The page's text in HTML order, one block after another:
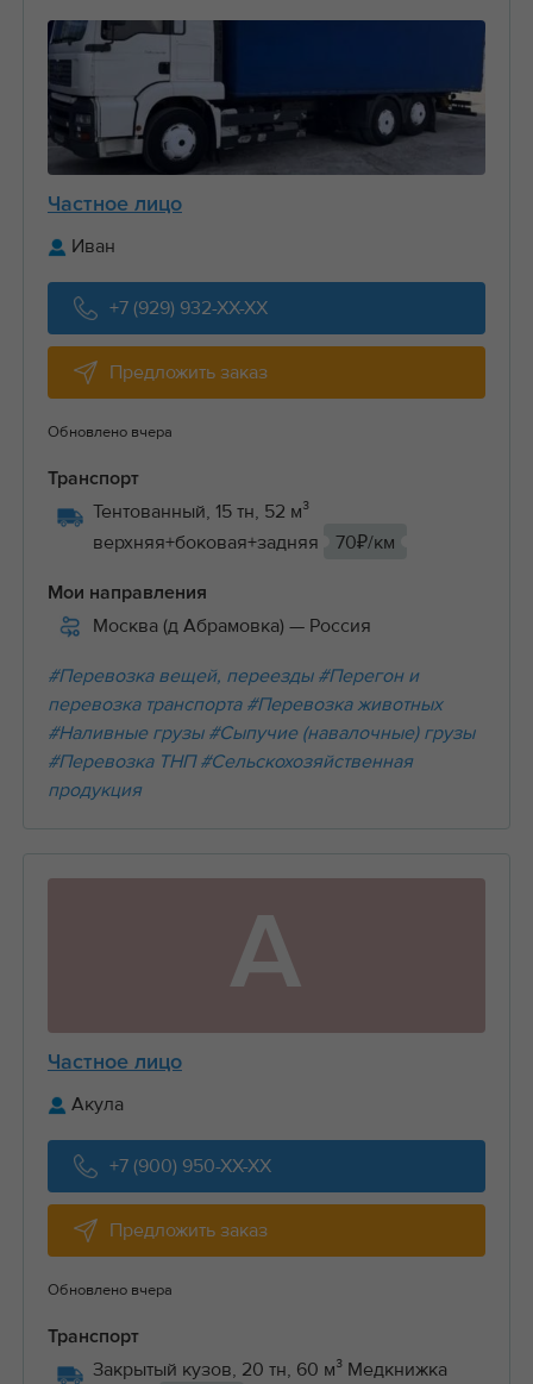
Частное лицо
Иван
+7 (929) 932-XX-XX
Предложить заказ
Обновлено вчера
Транспорт
Тентованный, 15 тн, 52 м³
верхняя+боковая+задняя
70₽/км
Мои направления
Москва (д Абрамовка) — Россия
#Перевозка вещей, переезды #Перегон и
перевозка транспорта #Перевозка животных
#Наливные грузы #Сыпучие (навалочные) грузы
#Перевозка ТНП #Сельскохозяйственная
продукция
А
Частное лицо
Акула
+7 (900) 950-XX-XX
Предложить заказ
Обновлено вчера
Транспорт
Закрытый кузов, 20 тн, 60 м³ Медкнижка